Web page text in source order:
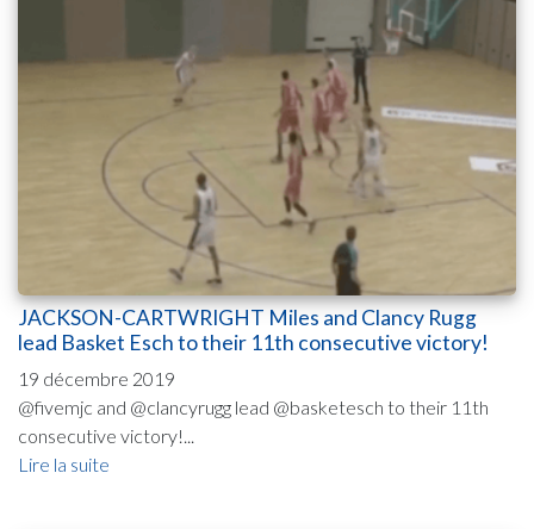
JACKSON-CARTWRIGHT Miles and Clancy Rugg
lead Basket Esch to their 11th consecutive victory!
19 décembre 2019
@fivemjc and @clancyrugg lead @basketesch to their 11th
consecutive victory!...
Lire la suite